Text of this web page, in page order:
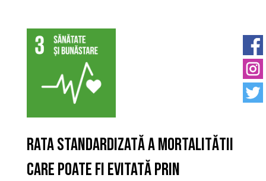
Rata standardizată a mortalitătii
care poate fi evitată prin